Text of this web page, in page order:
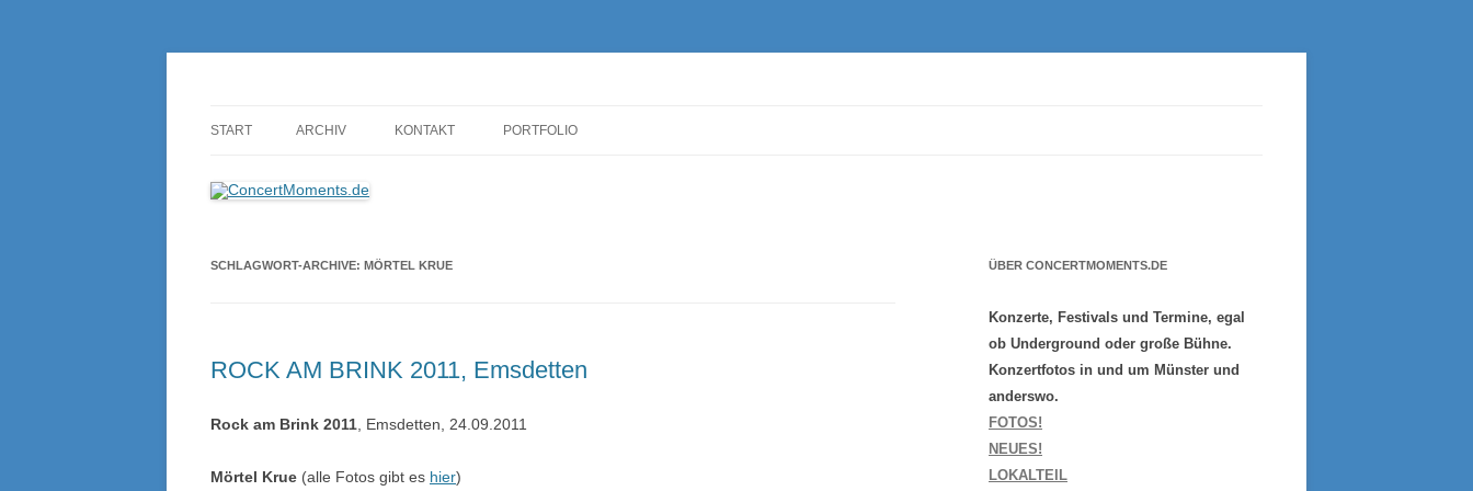
START ARCHIV KONTAKT PORTFOLIO
SCHLAGWORT-ARCHIVE: MÖRTEL KRUE
ROCK AM BRINK 2011, Emsdetten
Rock am Brink 2011 , Emsdetten, 24.09.2011
Mörtel Krue (alle Fotos gibt es hier)
ÜBER CONCERTMOMENTS.DE
Konzerte, Festivals und Termine, egal
ob Underground oder große Bühne.
Konzertfotos in und um Münster und
anderswo.
FOTOS!
NEUES!
LOKALTEIL